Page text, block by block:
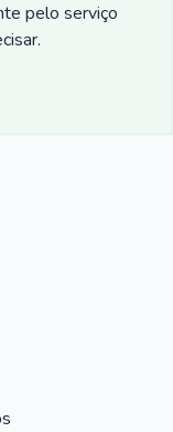
pelo serviço